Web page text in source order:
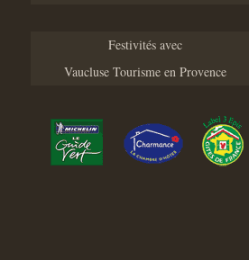
Festivités avec
Vaucluse Tourisme en Provence